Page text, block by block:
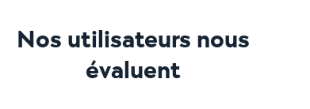
Nos utilisateurs nous
évaluent